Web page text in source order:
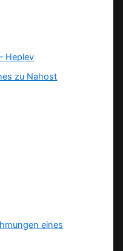
Heplev
zu Nahost
eines